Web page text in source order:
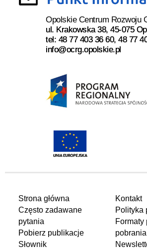
Opolskie Centrum Rozwoju
ul. Krakowska 38, 45-075
tel: 48 77 403 36 60, 48 77
info@ocrg.opolskie.pl
Strona główna
Często zadawane
pytania
Pobierz publikacje
Słownik
Kontakt
Polityka
Formaty
pobrania